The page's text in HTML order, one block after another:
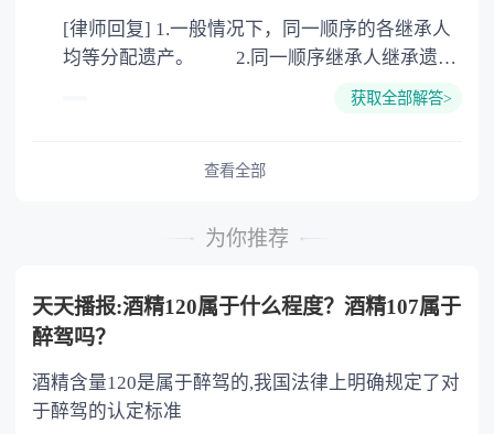
公证。
[律师回复] 1.一般情况下，同一顺序的各继承人
均等分配遗产。 2.同一顺序继承人继承遗产
或者与被继承人共同生活的继承人，分配遗产
的继承人，不尽扶养义务的，分配遗产时，应当
获取全部解答>
查看全部
为你推荐
天天播报:酒精120属于什么程度？酒精107属于
醉驾吗？
酒精含量120是属于醉驾的,我国法律上明确规定了对
于醉驾的认定标准